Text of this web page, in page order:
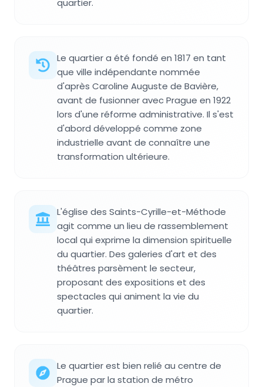
quartier.
Le quartier a été fondé en 1817 en tant
que ville indépendante nommée
d'après Caroline Auguste de Bavière,
avant de fusionner avec Prague en 1922
lors d'une réforme administrative. Il s'est
d'abord développé comme zone
industrielle avant de connaître une
transformation ultérieure.
L'église des Saints-Cyrille-et-Méthode
agit comme un lieu de rassemblement
local qui exprime la dimension spirituelle
du quartier. Des galeries d'art et des
théâtres parsèment le secteur,
proposant des expositions et des
spectacles qui animent la vie du
quartier.
Le quartier est bien relié au centre de
Prague par la station de métro